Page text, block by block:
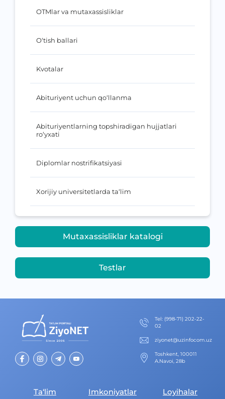
OTMlar va mutaxassisliklar
O‘tish ballari
Kvotalar
Abituriyent uchun qo‘llanma
Abituriyentlarning topshiradigan hujjatlari
ro‘yxati
Diplomlar nostrifikatsiyasi
Xorijiy universitetlarda ta‘lim
Mutaxassisliklar katalogi
Testlar
Теl: (998-71) 202-22-
02
ziyonet@uzinfocom.uz
Toshkent, 100011
A.Navoi, 28b
Ta‘lim Imkoniyatlar Loyihalar